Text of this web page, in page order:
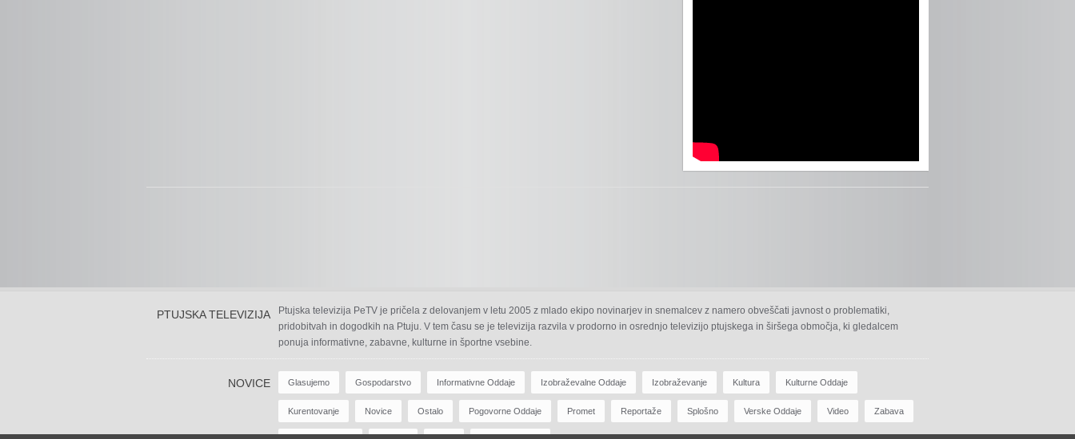
PTUJSKA TELEVIZIJA
Ptujska televizija PeTV je pričela z delovanjem v letu 2005 z mlado ekipo novinarjev in snemalcev z namero obveščati javnost o problematiki,
pridobitvah in dogodkih na Ptuju. V tem času se je televizija razvila v prodorno in osrednjo televizijo ptujskega in širšega območja, ki gledalcem
ponuja informativne, zabavne, kulturne in športne vsebine.
NOVICE Glasujemo Gospodarstvo Informativne Oddaje Izobraževalne Oddaje Izobraževanje Kultura Kulturne Oddaje
Kurentovanje Novice Ostalo Pogovorne Oddaje Promet Reportaže Splošno Verske Oddaje Video Zabava